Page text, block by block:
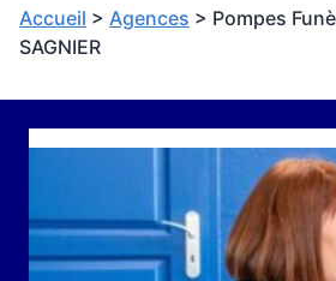
Accueil > Agences > Pompes
SAGNIER